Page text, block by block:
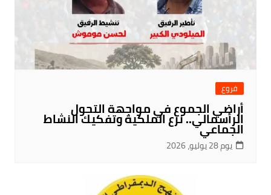
فروع
أراضي الجموع في مواجهة التحول
الرأسمالي.. نزع الملكية وتفكيك النشاط
الجماعي
يوم 28 يوليو، 2026